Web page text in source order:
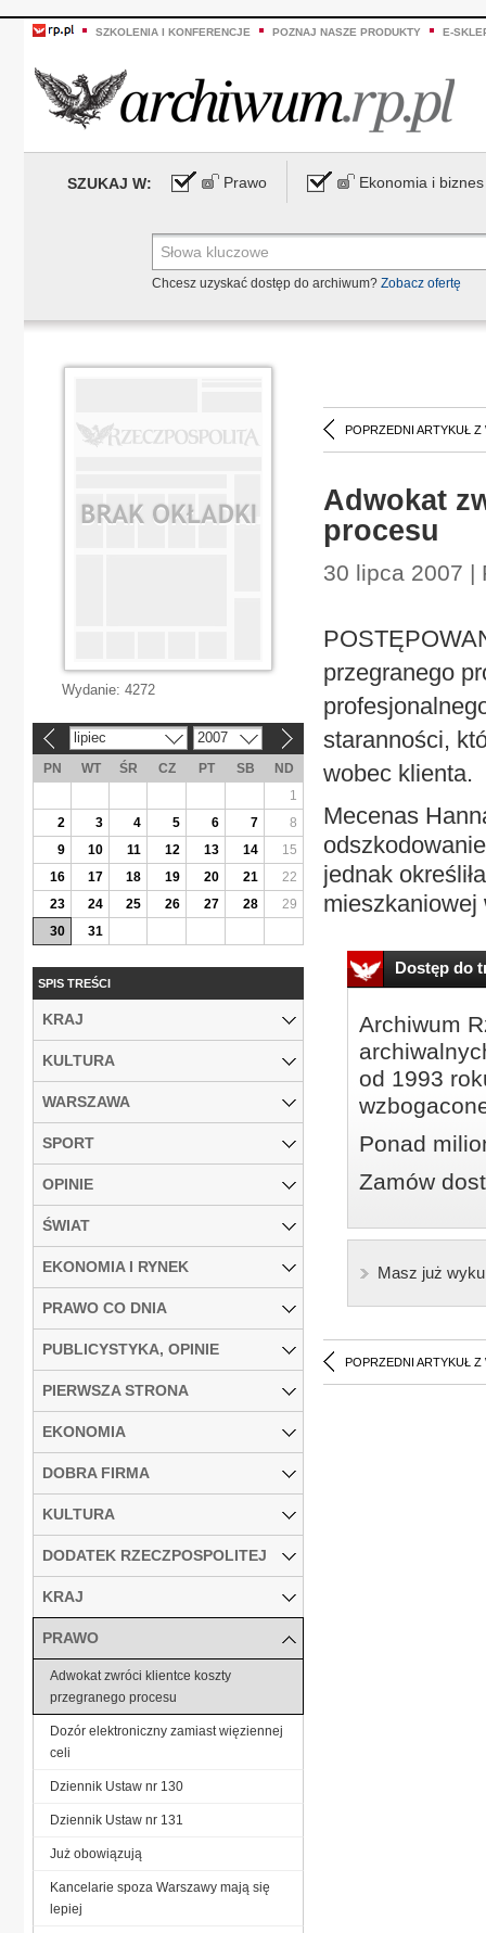
SZKOLENIA I KONFERENCJE POZNAJ NASZE PRODUKTY E-
SZUKAJ W: Prawo Ekonomia i biznes
Chcesz uzyskać dostęp do archiwum? Zobacz ofertę
POPRZEDNI ARTYKUŁ Z
Adwokat
procesu
30 lipca 2007 |
przegranego
staranności,
wobec klienta.
Mecenas
jednak
mieszkaniowej
Dostęp do
Archiwum
od 1993
Ponad
Zamów
Masz już
POPRZEDNI ARTYKUŁ Z
Wydanie: 4272
lipiec 2007
PN WT ŚR CZ PT SB
ND
1
2
3 4 5 6 7
8
9
10 11 12 13 14
15
16
17 18 19 20 21
22
23
24 25 26 27 28
29
30
31
SPIS TREŚCI
KRAJ
KULTURA
WARSZAWA
SPORT
OPINIE
ŚWIAT
EKONOMIA I RYNEK
PRAWO CO DNIA
PUBLICYSTYKA, OPINIE
PIERWSZA STRONA
EKONOMIA
DOBRA FIRMA
KULTURA
DODATEK RZECZPOSPOLITEJ
KRAJ
PRAWO
Adwokat zwróci klientce koszty
przegranego procesu
Dozór elektroniczny zamiast więziennej
celi
Dziennik Ustaw nr 130
Dziennik Ustaw nr 131
Już obowiązują
Kancelarie spoza Warszawy mają się
lepiej